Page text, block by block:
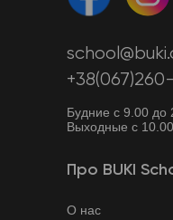
Будние с 9.00 до
Выходные с
Про BUKI
О нас